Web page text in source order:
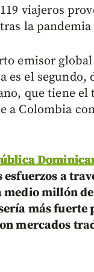
viajeros
la pandemia
emisor
el segundo,
que tiene
a Colombia
a
medio millón
más fuerte
mercados